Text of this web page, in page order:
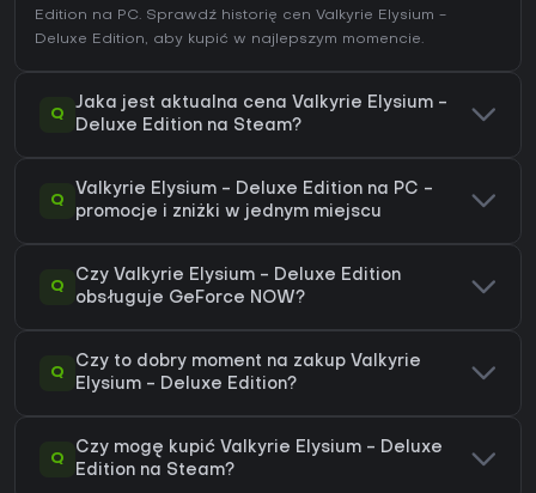
Edition na PC. Sprawdź historię cen Valkyrie Elysium -
Deluxe Edition, aby kupić w najlepszym momencie.
Q
Jaka jest aktualna cena Valkyrie Elysium -
Deluxe Edition na Steam?
Q
Valkyrie Elysium - Deluxe Edition na PC -
promocje i zniżki w jednym miejscu
Q
Czy Valkyrie Elysium - Deluxe Edition
obsługuje GeForce NOW?
Q
Czy to dobry moment na zakup Valkyrie
Elysium - Deluxe Edition?
Q
Czy mogę kupić Valkyrie Elysium - Deluxe
Edition na Steam?